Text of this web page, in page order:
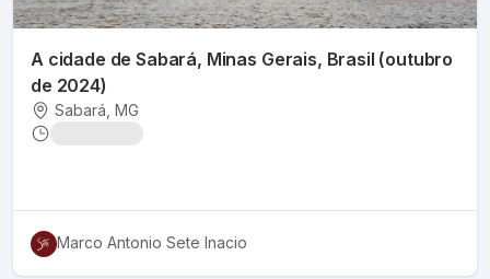
A cidade de Sabará, Minas Gerais, Brasil (outubro
de 2024)
Sabará , MG
Marco Antonio Sete Inacio